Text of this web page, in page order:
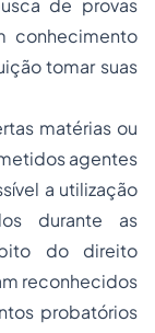
de provas
conhecimento
tomar suas
matérias ou
agentes
a utilização
durante as
do direito
reconhecidos
probatórios